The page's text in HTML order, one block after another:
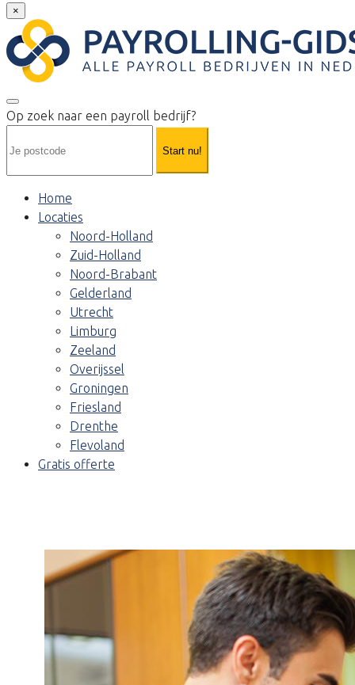
×
Op zoek naar een payroll bedrijf?
Start nu!
Home
Locaties
Noord-Holland
Zuid-Holland
Noord-Brabant
Gelderland
Utrecht
Limburg
Zeeland
Overijssel
Groningen
Friesland
Drenthe
Flevoland
Gratis offerte